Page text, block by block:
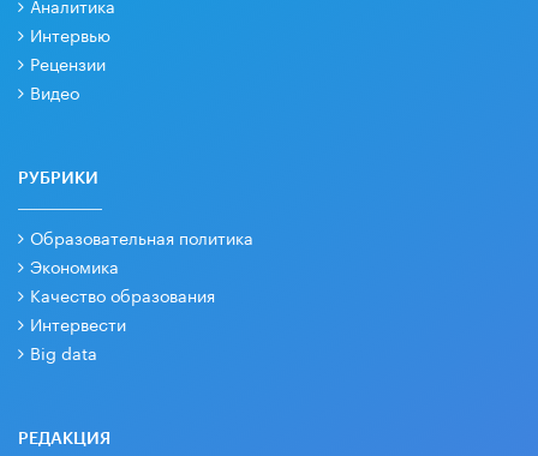
Интервью
Рецензии
Видео
РУБРИКИ
Образовательная политика
Экономика
Качество образования
Интервести
Big data
РЕДАКЦИЯ